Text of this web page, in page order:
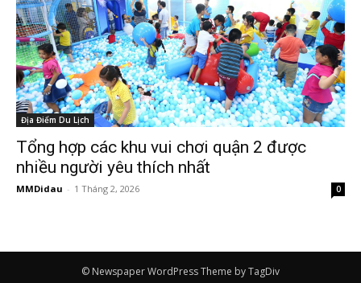
Địa Điểm Du Lịch
Tổng hợp các khu vui chơi quận 2 được
nhiều người yêu thích nhất
MMDidau - 1 Tháng 2, 2026 0
© Newspaper WordPress Theme by TagDiv